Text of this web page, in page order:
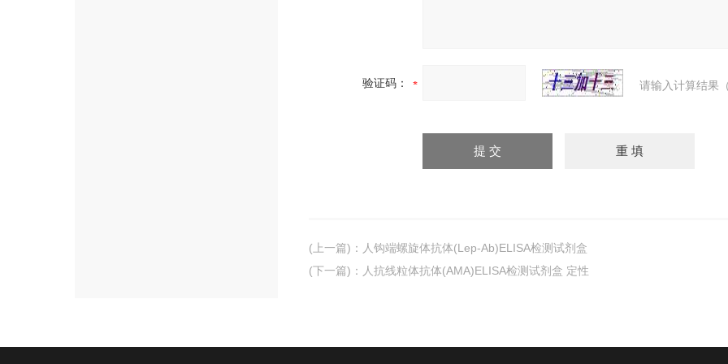
验证码： 请输入计算结果
(上一篇) ： 人钩端螺旋体抗体(Lep-Ab)ELISA检测试剂盒
(下一篇) ： 人抗线粒体抗体(AMA)ELISA检测试剂盒 定性